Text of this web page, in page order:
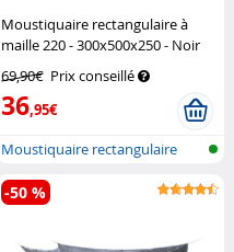
Moustiquaire rectangulaire à
maille 220 - 300x500x250 - Noir
69,90€ Prix conseillé
36,95€
Moustiquaire rectangulaire
pour int...
-50 %